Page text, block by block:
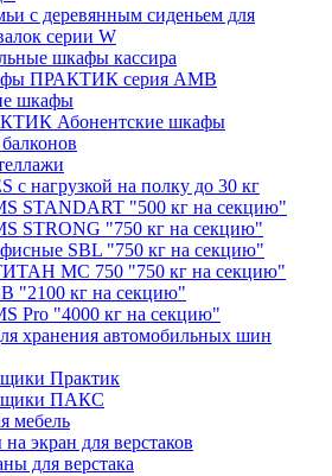
с деревянным сиденьем для
серии W
шкафы кассира
ПРАКТИК серия AMB
шкафы
Абонентские шкафы
с нагрузкой на полку до 30 кг
STANDART "500 кг на секцию"
STRONG "750 кг на секцию"
SBL "750 кг на секцию"
МС 750 "750 кг на секцию"
"2100 кг на секцию"
Pro "4000 кг на секцию"
хранения автомобильных шин
Практик
ПАКС
мебель
экран для верстаков
для верстака